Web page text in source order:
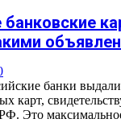
банки
карт,
Это